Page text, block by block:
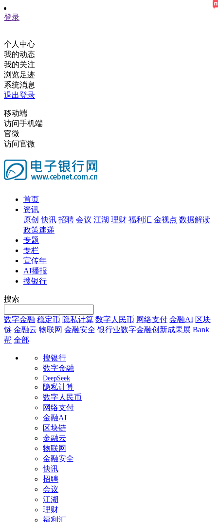
登录
个人中心
我的动态
我的关注
浏览足迹
系统消息
退出登录
移动端
访问手机端
官微
访问官微
首页
资讯
原创 快讯 招聘 会议 江湖 理财 福利汇 金视点 数据解读
政策速递
专题
专栏
宣传年
AI播报
搜银行
搜索
数字金融 稳定币 隐私计算 数字人民币 网络支付 金融AI 区块
链 金融云 物联网 金融安全 银行业数字金融创新成果展 Bank
帮 全部
搜银行
数字金融
DeepSeek
隐私计算
数字人民币
网络支付
金融AI
区块链
金融云
物联网
金融安全
快讯
招聘
会议
江湖
理财
福利汇